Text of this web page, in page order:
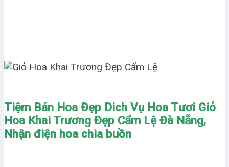
Tiệm Bán Hoa Đẹp Dich Vụ Hoa Tươi Giỏ
Hoa Khai Trương Đẹp Cẩm Lệ Đà Nẵng,
Nhận điện hoa chia buồn